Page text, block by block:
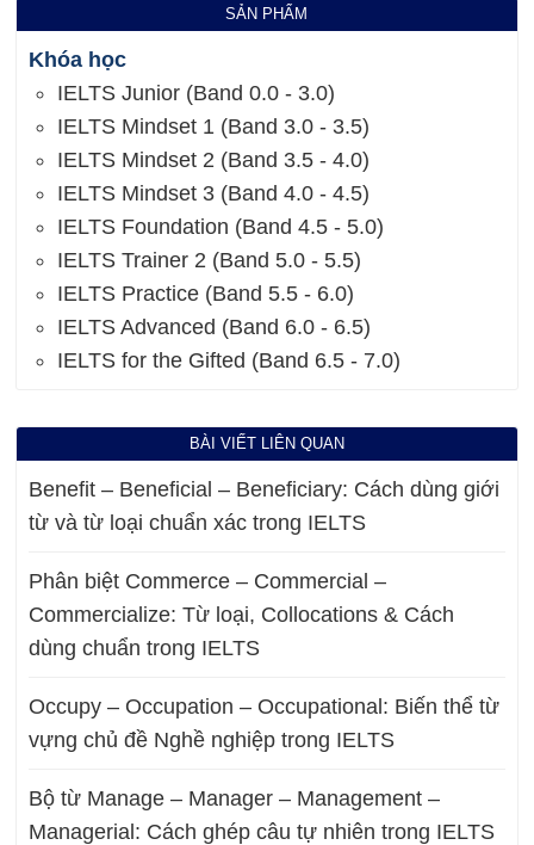
SẢN PHẨM
Khóa học
IELTS Junior (Band 0.0 - 3.0)
IELTS Mindset 1 (Band 3.0 - 3.5)
IELTS Mindset 2 (Band 3.5 - 4.0)
IELTS Mindset 3 (Band 4.0 - 4.5)
IELTS Foundation (Band 4.5 - 5.0)
IELTS Trainer 2 (Band 5.0 - 5.5)
IELTS Practice (Band 5.5 - 6.0)
IELTS Advanced (Band 6.0 - 6.5)
IELTS for the Gifted (Band 6.5 - 7.0)
BÀI VIẾT LIÊN QUAN
Benefit – Beneficial – Beneficiary: Cách dùng giới
từ và từ loại chuẩn xác trong IELTS
Phân biệt Commerce – Commercial –
Commercialize: Từ loại, Collocations & Cách
dùng chuẩn trong IELTS
Occupy – Occupation – Occupational: Biến thể từ
vựng chủ đề Nghề nghiệp trong IELTS
Bộ từ Manage – Manager – Management –
Managerial: Cách ghép câu tự nhiên trong IELTS